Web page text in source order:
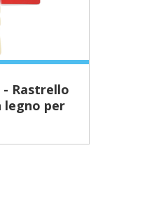
legno per